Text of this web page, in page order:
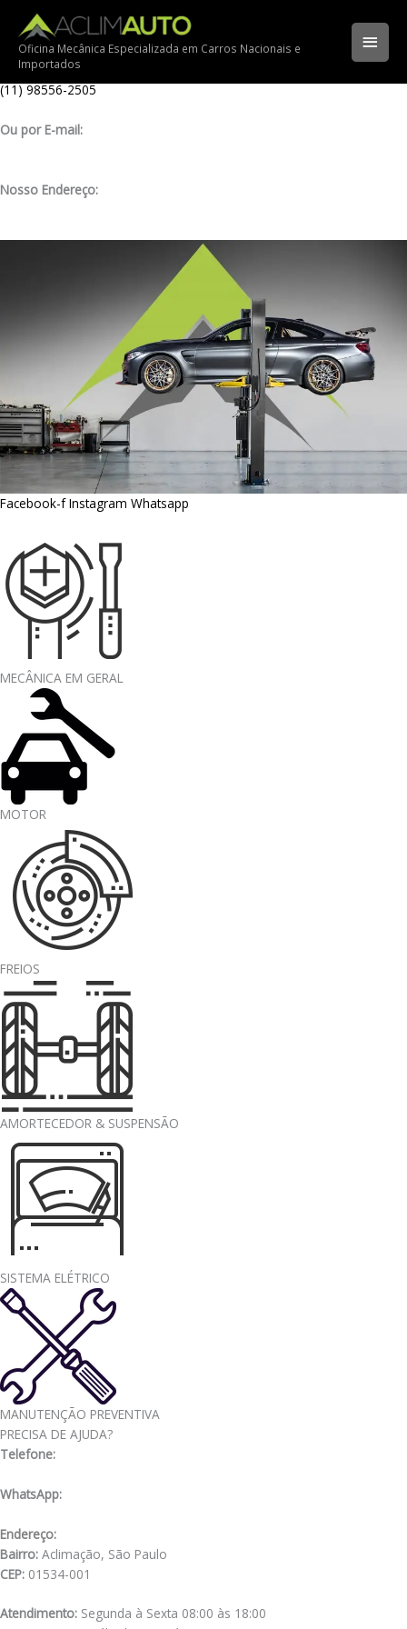
para
conteúdo
Oficina Mecânica Especializada em Carros Nacionais e
Importados
Ligue para nossa oficina:
(11) 3341-3969
Ligue pelo nosso WhatsApp:
(11) 98556-2505
Ou por E-mail:
Nosso Endereço:
Facebook-fInstagram Whatsapp
MECÂNICA EM GERAL
MOTOR
FREIOS
AMORTECEDOR & SUSPENSÃO
SISTEMA ELÉTRICO
MANUTENÇÃO PREVENTIVA
PRECISA DE AJUDA?
Telefone:
WhatsApp:
Endereço:
Bairro: Aclimação, São Paulo
CEP: 01534-001
Atendimento: Segunda à Sexta 08:00 às 18:00